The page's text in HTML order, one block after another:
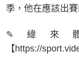
季，他在應該出
✎緯來
【https://